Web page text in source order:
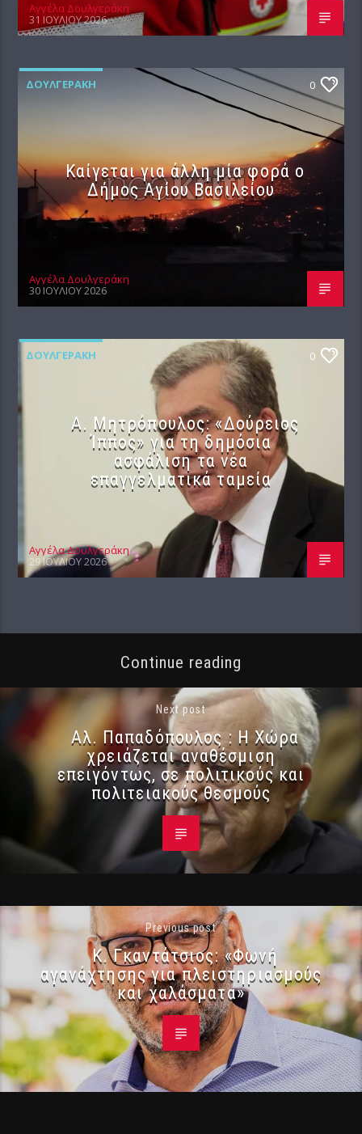
Αγγέλα Δουλγεράκη
31 ΙΟΥΛΊΟΥ 2026
ΔΟΥΛΓΕΡΆΚΗ 0
Καίγεται για άλλη μία φορά ο
Δήμος Αγίου Βασιλείου
Αγγέλα Δουλγεράκη
30 ΙΟΥΛΊΟΥ 2026
ΔΟΥΛΓΕΡΆΚΗ 0
Α. Μητρόπουλος: «Δούρειος
Ίππος» για τη δημόσια
ασφάλιση τα νέα
επαγγελματικά ταμεία
Αγγέλα Δουλγεράκη
29 ΙΟΥΛΊΟΥ 2026
Continue reading
Next post
Αλ. Παπαδόπουλος : Η Χώρα
χρειάζεται αναθέσμιση
επειγόντως, σε πολιτικούς και
πολιτειακούς θεσμούς
Previous post
Κ. Γκαντάτσιος: «Φωνή
αγανάχτησης για πλειστηριασμούς
και χαλάσματα»